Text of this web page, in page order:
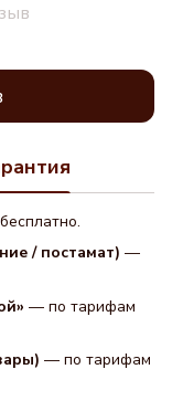
/ постамат) —
— по тарифам
— по тарифам